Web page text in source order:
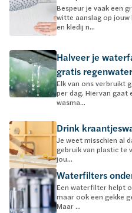
Bespeur je vaak een
witte aanslag op jouw
en kledij n...
Halveer je
gratis regenwater
Elk van ons verbruikt
per dag. Hiervan
wasma...
Drink
Je weet misschien al
gebruik van plastic te
jou...
Waterfilters
Een waterfilter helpt
maar ook een gekke
Maar ...